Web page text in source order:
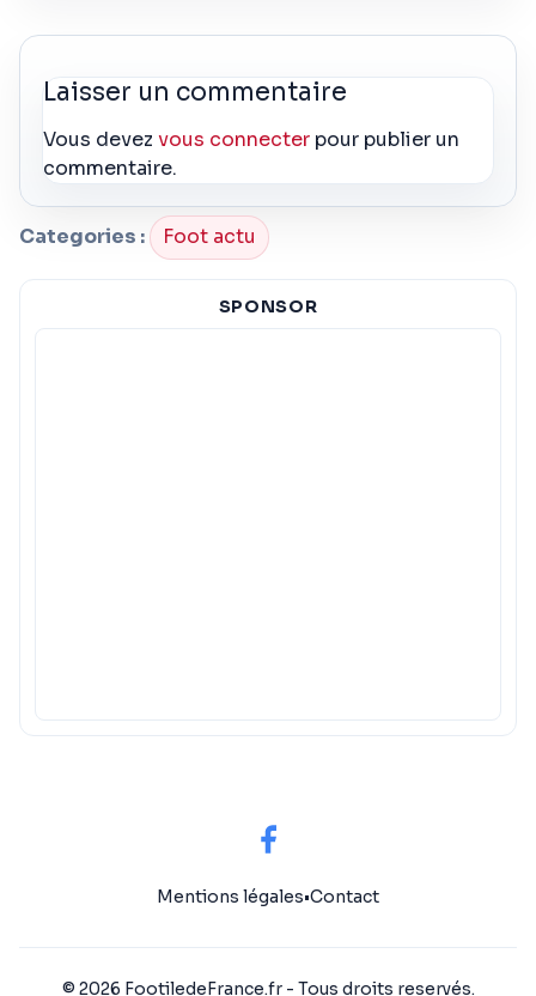
Laisser un commentaire
Vous devezvous connecter pour publier un
commentaire.
Categories : Foot actu
SPONSOR
Mentions légales•Contact
© 2026 FootiledeFrance.fr - Tous droits reservés.